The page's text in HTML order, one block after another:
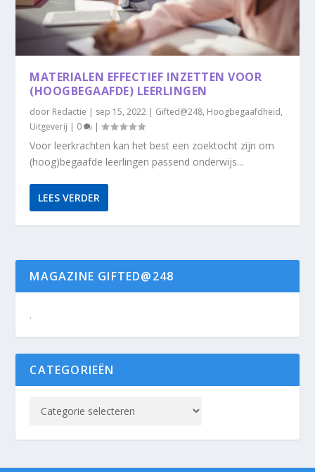
MATERIALEN EFFECTIEF INZETTEN VOOR
(HOOGBEGAAFDE) LEERLINGEN
door Redactie | sep 15, 2022 | Gifted@248, Hoogbegaafdheid,
Uitgeverij | 0 |
Voor leerkrachten kan het best een zoektocht zijn om
(hoog)begaafde leerlingen passend onderwijs...
LEES VERDER
MAGAZINE GIFTED@248
.
CATEGORIEËN